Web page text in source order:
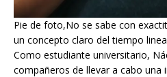
Pie de foto,No se sabe con
un concepto claro del tiempo
Como estudiante universitario,
compañeros de llevar a cabo una